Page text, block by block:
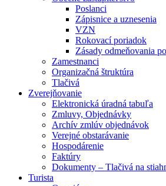
Poslanci
Zápisnice a uznesenia
VZN
Rokovací poriadok
Zásady odmeňovania
Zamestnanci
Organizačná štruktúra
Tlačivá
Zverejňovanie
Elektronická úradná tabuľa
Zmluvy, Objednávky
Archív zmlúv objednávok
Verejné obstarávanie
Hospodárenie
Faktúry
Dokumenty – Tlačivá na
Turista